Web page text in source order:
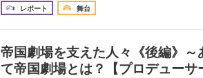
レポート 舞台
帝国劇場を支えた人々《後編》～
て帝国劇場とは？【プロデュー